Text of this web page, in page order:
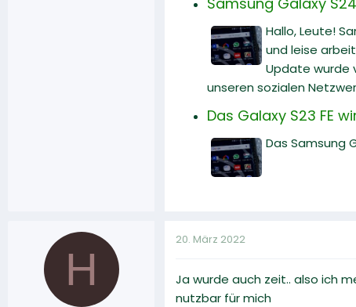
Hallo, Leute!
und leise
Update wurde
unseren sozialen
Das Galaxy S23 FE
Das Samsung
H
20. März 2022
Ja wurde auch zeit.. also ich
nutzbar für mich